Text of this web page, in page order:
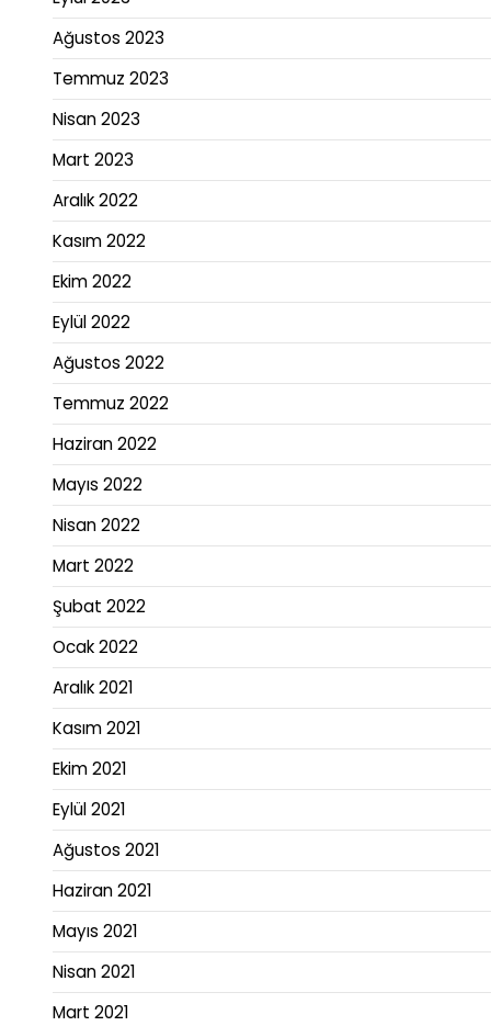
Ağustos 2023
Temmuz 2023
Nisan 2023
Mart 2023
Aralık 2022
Kasım 2022
Ekim 2022
Eylül 2022
Ağustos 2022
Temmuz 2022
Haziran 2022
Mayıs 2022
Nisan 2022
Mart 2022
Şubat 2022
Ocak 2022
Aralık 2021
Kasım 2021
Ekim 2021
Eylül 2021
Ağustos 2021
Haziran 2021
Mayıs 2021
Nisan 2021
Mart 2021